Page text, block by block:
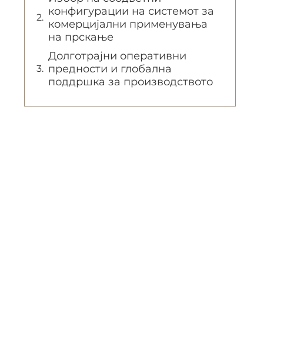
конфигурации на системот за
комерцијални применувања
на прскање
Долготрајни оперативни
предности и глобална
поддршка за производството